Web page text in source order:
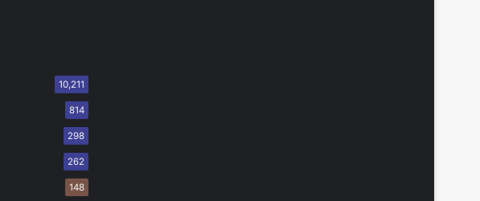
10,211
814
298
262
148